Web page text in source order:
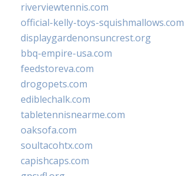
riverviewtennis.com
official-kelly-toys-squishmallows.com
displaygardenonsuncrest.org
bbq-empire-usa.com
feedstoreva.com
drogopets.com
ediblechalk.com
tabletennisnearme.com
oaksofa.com
soultacohtx.com
capishcaps.com